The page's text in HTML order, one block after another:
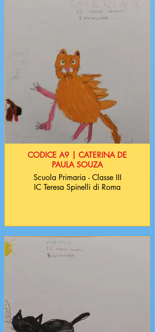
CODICE A9 | CATERINA DE
PAULA SOUZA
Scuola Primaria - Classe III
IC Teresa Spinelli di Roma